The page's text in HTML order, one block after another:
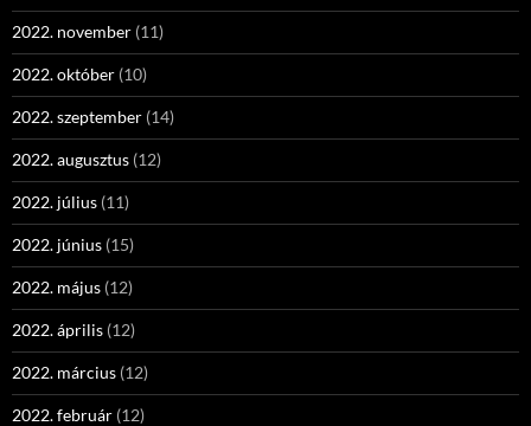
2022. november (11)
2022. október (10)
2022. szeptember (14)
2022. augusztus (12)
2022. július (11)
2022. június (15)
2022. május (12)
2022. április (12)
2022. március (12)
2022. február (12)